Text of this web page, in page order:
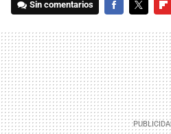
Sin comentarios